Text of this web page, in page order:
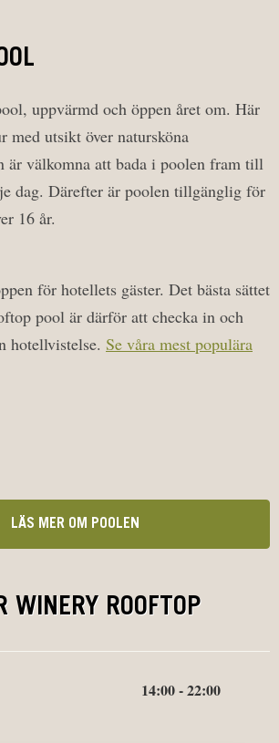
uppvärmd och öppen året om. Här
med utsikt över natursköna
är välkomna att bada i poolen fram till
dag. Därefter är poolen tillgänglig för
16 år.
för hotellets gäster. Det bästa sättet
pool är därför att checka in och
hotellvistelse. Se våra mest populära
LÄS MER OM POOLEN
WINERY ROOFTOP
14:00 - 22:00